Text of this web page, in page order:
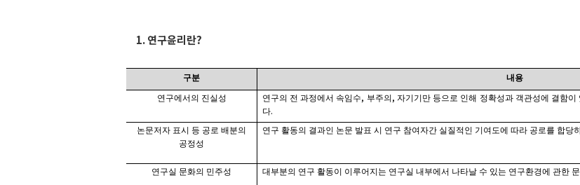
1.연구윤리란?
구분 내용
연구에서의 진실성 연구의 전 과정에서 속임수, 부주의 , 자기기만 등으로 인해 정확성과 객관성에 결함
다.
논문저자 표시 등 공로 배분의
공정성
연구 활동의 결과인 논문 발표 시 연구 참여자간 실질적인 기여도에 따라 공로를 합당
연구실 문화의 민주성 대부분의 연구 활동이 이루어지는 연구실 내부에서 나타날 수 있는 연구환경에 관한